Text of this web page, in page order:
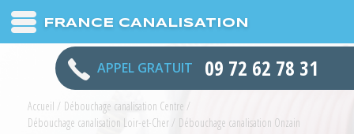
FRANCE CANALISATION
APPEL GRATUIT 09 72 62 78 31
Accueil / Débouchage canalisation Centre /
Débouchage canalisation Loir-et-Cher/ Débouchage canalisation Onzain